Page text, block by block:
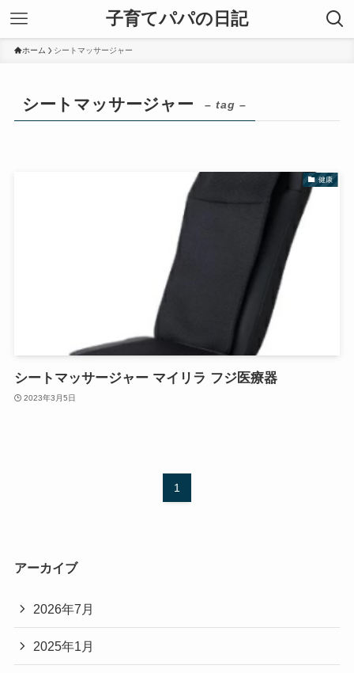
子育てパパの日記
ホーム シートマッサージャー
シートマッサージャー – tag –
健康
シートマッサージャー マイリラ フジ医療器
2023年3月5日
1
アーカイブ
2026年7月
2025年1月